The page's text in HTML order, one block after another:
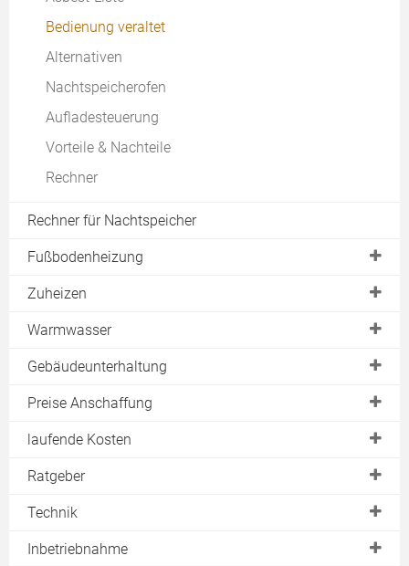
Fußbodenheizung
Bedienung veraltet
Alternativen
Nachtspeicherofen
Aufladesteuerung
Vorteile & Nachteile
Rechner
Rechner für Nachtspeicher
Fußbodenheizung
Fußleistenheizung
Zuheizen
Schnellheizer
Radiator
Elektrokamin
Heizteppich
Warmwasser
Durchlauferhitzer
Kleindurchlauferhitzer
Gebäudeunterhaltung
Hallenheizung
Freiflächenheizung
Dachrinnenheizung
Preise Anschaffung
Flächenspeicher
Infrarotheizung
Nachtspeicherheizung
laufende Kosten
Varianten
Heizleistung (kW)
Ratgeber
Systeme
Speicherheizungen
Technik
Heizen mit Strom
Inbetriebnahme